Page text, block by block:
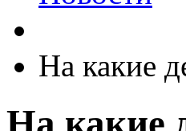
На какие